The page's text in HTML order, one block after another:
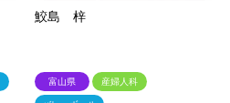
鮫島 梓
富山県 産婦人科